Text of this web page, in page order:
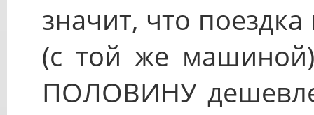
значит, что
(с той же
ПОЛОВИНУ